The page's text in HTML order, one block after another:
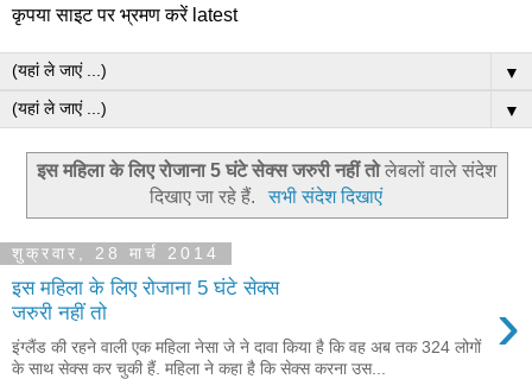
कृपया साइट पर भ्रमण करें latest
▼
▼
इस महिला के लिए रोजाना 5 घंटे सेक्स जरुरी नहीं तोलेबलों वाले संदेश
दिखाए जा रहे हैं.
सभी संदेश दिखाएं
शुक्रवार, 28 मार्च 2014
इस महिला के लिए रोजाना 5 घंटे सेक्स
जरुरी नहीं तो
›
इंग्‍लैंड की रहने वाली एक महिला नेसा जे ने दावा किया है कि वह अब तक 324 लोगों
के साथ सेक्स कर चुकी हैं. महिला ने कहा है कि सेक्स करना उस...